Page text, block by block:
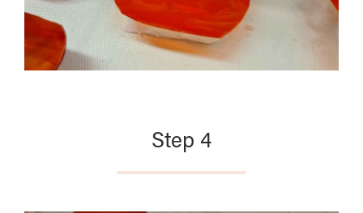
Step 4